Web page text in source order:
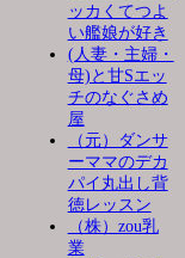
ッカくてつよ
い艦娘が好き
(人妻・主婦・
母)と甘Sエッ
チのなぐさめ
屋
（元）ダンサ
ーママのデカ
パイ丸出し背
徳レッスン
（株）zou乳
業